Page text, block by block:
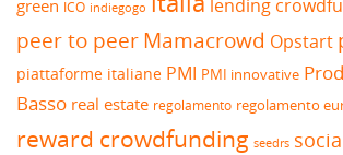
green ICO indiegogo lending
peer to peerMamacrowd Opstart
piattaforme italiane PMI PMI innovative
Basso real estate regolamento regolamento
reward crowdfunding seedrs